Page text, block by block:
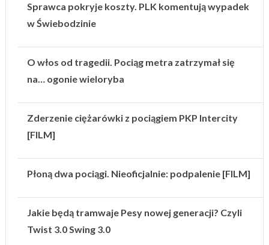
Sprawca pokryje koszty. PLK komentują wypadek
w Świebodzinie
O włos od tragedii. Pociąg metra zatrzymał się
na… ogonie wieloryba
Zderzenie ciężarówki z pociągiem PKP Intercity
[FILM]
Płoną dwa pociągi. Nieoficjalnie: podpalenie [FILM]
Jakie będą tramwaje Pesy nowej generacji? Czyli
Twist 3.0 Swing 3.0